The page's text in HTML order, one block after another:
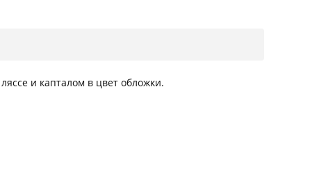
и капталом в цвет обложки.